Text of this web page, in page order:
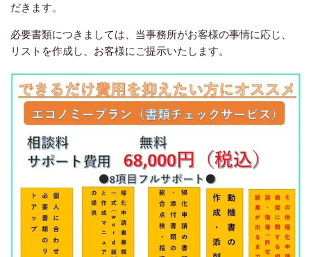
だきます。
必要書類につきましては、当事務所がお客様の事情に応じ、
リストを作成し、お客様にご提示いたします。